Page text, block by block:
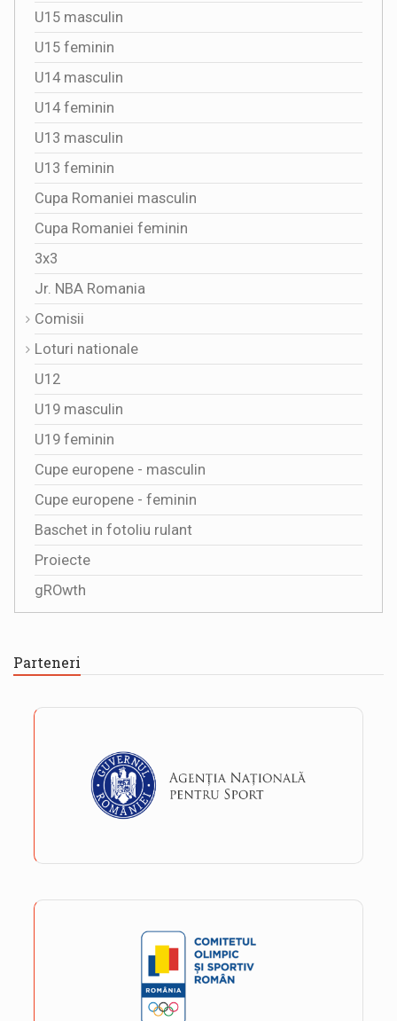
U15 masculin
U15 feminin
U14 masculin
U14 feminin
U13 masculin
U13 feminin
Cupa Romaniei masculin
Cupa Romaniei feminin
3x3
Jr. NBA Romania
Comisii
Loturi nationale
U12
U19 masculin
U19 feminin
Cupe europene - masculin
Cupe europene - feminin
Baschet in fotoliu rulant
Proiecte
gROwth
Parteneri